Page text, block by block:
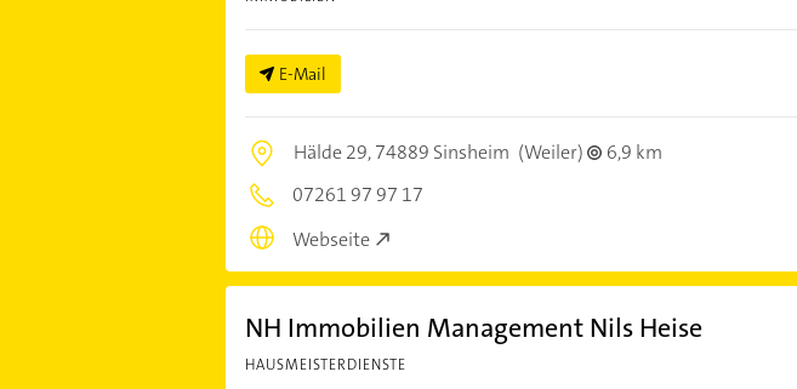
E-Mail
Hälde 29,74889 Sinsheim (Weiler)
6,9 km
07261 97 97 17
Webseite
NH Immobilien Management Nils Heise
HAUSMEISTERDIENSTE